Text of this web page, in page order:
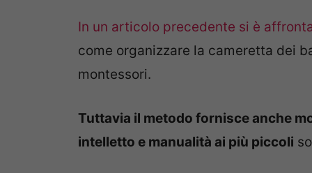
In un articolo precedente si è
come organizzare la cameretta dei
montessori.
Tuttavia il metodo fornisce anche
intelletto e manualità ai più piccoli